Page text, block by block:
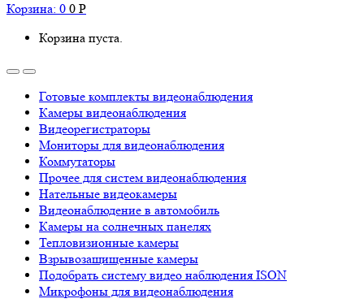
Корзина: 0 0 Р
Корзина пуста.
Готовые комплекты видеонаблюдения
Камеры видеонаблюдения
Видеорегистраторы
Мониторы для видеонаблюдения
Коммутаторы
Прочее для систем видеонаблюдения
Нательные видеокамеры
Видеонаблюдение в автомобиль
Камеры на солнечных панелях
Тепловизионные камеры
Взрывозащищенные камеры
Подобрать систему видео наблюдения ISON
Микрофоны для видеонаблюдения